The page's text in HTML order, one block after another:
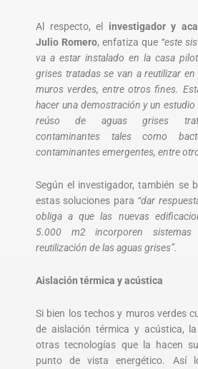
Al respecto, el investigador y
Julio Romero, enfatiza que “este
va a estar instalado en la casa
grises tratadas se van a reutilizar
muros verdes, entre otros fines.
hacer una demostración y un
reúso de aguas grises
contaminantes tales como
contaminantes emergentes, entre
Según el investigador, también se
estas soluciones para “dar
obliga a que las nuevas
5.000 m2 incorporen
reutilización de las aguas grises”.
Aislación térmica y acústica
Si bien los techos y muros verdes
de aislación térmica y acústica,
otras tecnologías que la hacen
punto de vista energético. Así